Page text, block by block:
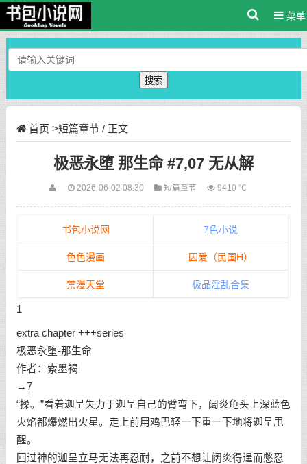
菜单
搜索
首页 >短篇章节/ 正文
极恶永堕 那生命 #7,07 无从解
2026-06-02 08:30 短篇章节 9410 ℃
书包小说网 7色小说
色色漫画 囚爱（民国H）
禁漫天堂 极品淫乱合集
1
extra chapter +++series
极恶永堕-那生命
作者：索墨褐
→7
“操。”看着迦呈失力于迦呈自己的臂弯下，阔炎龟头上深蓝色
火焰都爆燃出火星。走上前用鸡巴轻一下重一下地将迦呈甩
醒。
回过神的迦呈立马无法再忍耐，之前不想让阔炎得逞而憋忍